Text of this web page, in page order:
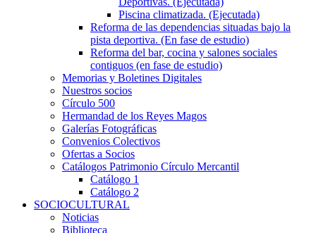
Piscina climatizada. (Ejecutada)
Reforma de las dependencias situadas bajo la
pista deportiva. (En fase de estudio)
Reforma del bar, cocina y salones sociales
contiguos (en fase de estudio)
Memorias y Boletines Digitales
Nuestros socios
Círculo 500
Hermandad de los Reyes Magos
Galerías Fotográficas
Convenios Colectivos
Ofertas a Socios
Catálogos Patrimonio Círculo Mercantil
Catálogo 1
Catálogo 2
SOCIOCULTURAL
Noticias
Biblioteca